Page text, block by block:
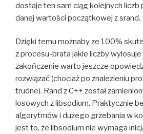
dostaje ten sam ciąg kolejnych liczb
danej wartości początkowej z srand.
Dzięki temu możnaby ze 100%
z procesu-brata jakie liczby
zakończenie warto jeszcze
rozwiązać (chociaż po znalezieniu
trudne). Rand z C++ został
losowych z libsodium. Praktycznie
algorytmów i dużego grzebania w
jest to, że libsodium nie wymaga